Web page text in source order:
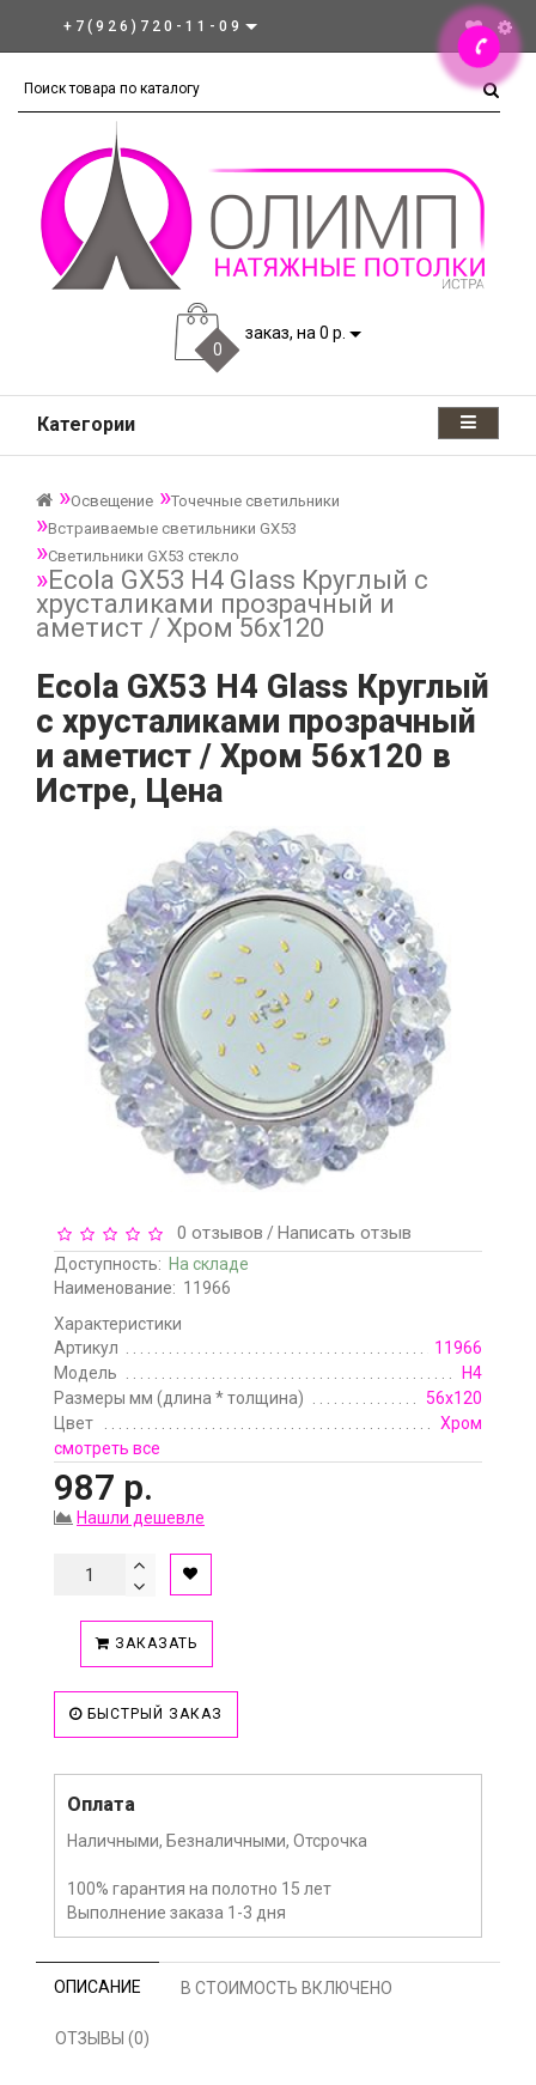
+7(926)720-11-09
0
заказ, на 0 р.
Категории
Освещение
Точечные светильники
Встраиваемые светильники GX53
Светильники GX53 стекло
Ecola GX53 H4 Glass Круглый с
хрусталиками прозрачный и
аметист / Хром 56x120
Ecola GX53 H4 Glass Круглый
с хрусталиками прозрачный
и аметист / Хром 56x120 в
Истре, Цена
0 отзывов /Написать отзыв
Доступность: На складе
Наименование: 11966
Характеристики
Артикул
11966
Модель
H4
Размеры мм (длина * толщина)
56х120
Цвет
Хром
смотреть все
987 р.
Нашли дешевле
ЗАКАЗАТЬ
БЫСТРЫЙ ЗАКАЗ
Оплата
Наличными, Безналичными, Отсрочка
100% гарантия на полотно 15 лет
Выполнение заказа 1-3 дня
ОПИСАНИЕ В СТОИМОСТЬ ВКЛЮЧЕНО
ОТЗЫВЫ (0)